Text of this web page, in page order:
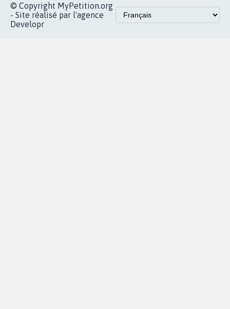
© Copyright MyPetition.org
- Site réalisé par l'agence
Developr